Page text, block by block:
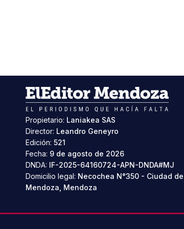
Propietario: Laniakea SAS
Director: Leandro Geneyro
Edición: 521
Fecha: 9 de agosto de 2026
DNDA: IF-2025-64160724-APN-DNDA#MJ
Domicilio legal: Necochea N°350 - Ciudad de
Mendoza, Mendoza